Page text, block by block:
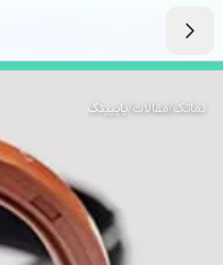
نماتک/مقالات/پایپینگ